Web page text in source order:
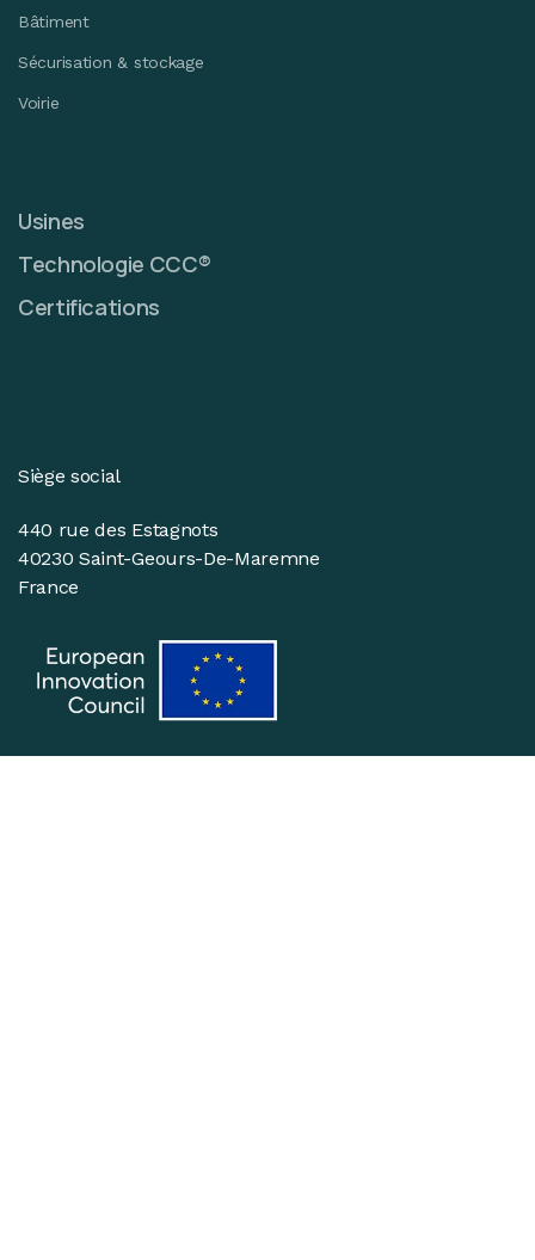
Bâtiment
Sécurisation & stockage
Voirie
Usines
Technologie CCC®
Certifications
Siège social
440 rue des Estagnots
40230 Saint-Geours-De-Maremne
France